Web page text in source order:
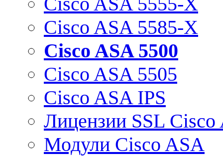
Cisco ASA 5585-X
Cisco ASA 5500
Cisco ASA 5505
Cisco ASA IPS
Лицензии SSL Cisco
Модули Cisco ASA